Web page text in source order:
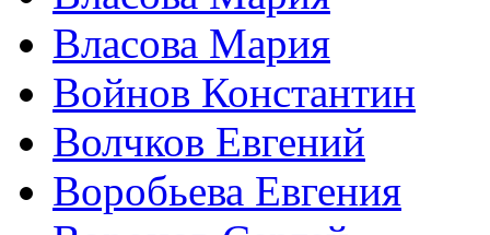
Власова Мария
Войнов Константин
Волчков Евгений
Воробьева Евгения